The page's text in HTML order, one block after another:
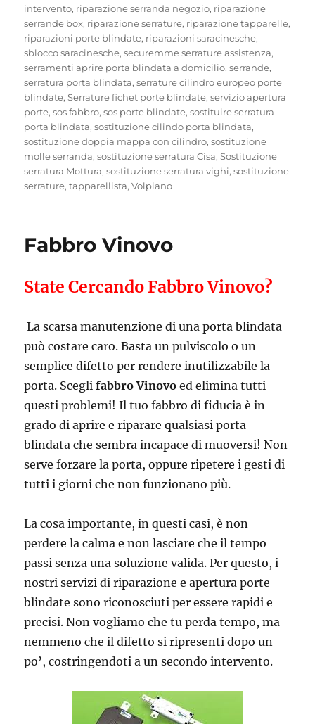
intervento, riparazione serranda negozio, riparazione
serrande box, riparazione serrature, riparazione tapparelle,
riparazioni porte blindate, riparazioni saracinesche,
sblocco saracinesche,securemme serrature assistenza,
serramenti aprire porta blindata a domicilio,serrande,
serratura porta blindata,serrature cilindro europeo porte
blindate,Serrature fichet porte blindate,servizio apertura
porte,sos fabbro,sos porte blindate,sostituire serratura
porta blindata,sostituzione cilindo porta blindata,
sostituzione doppia mappa con cilindro,sostituzione
molle serranda,sostituzione serratura Cisa,Sostituzione
serratura Mottura,sostituzione serratura vighi,sostituzione
serrature,tapparellista,Volpiano
Fabbro Vinovo
State Cercando Fabbro Vinovo?
La scarsa manutenzione di una porta blindata
può costare caro. Basta un pulviscolo o un
semplice difetto per rendere inutilizzabile la
porta. Sceglifabbro Vinovo ed elimina tutti
questi problemi! Il tuo fabbro di fiducia è in
grado di aprire e riparare qualsiasi porta
blindata che sembra incapace di muoversi! Non
serve forzare la porta, oppure ripetere i gesti di
tutti i giorni che non funzionano più.
La cosa importante, in questi casi, è non
perdere la calma e non lasciare che il tempo
passi senza una soluzione valida. Per questo, i
nostri servizi di riparazione e apertura porte
blindate sono riconosciuti per essere rapidi e
precisi. Non vogliamo che tu perda tempo, ma
nemmeno che il difetto si ripresenti dopo un
po’, costringendoti a un secondo intervento.